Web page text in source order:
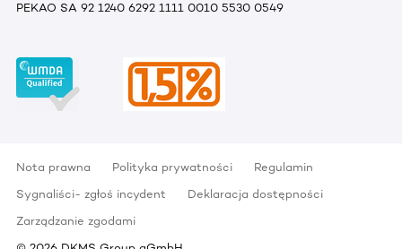
PEKAO SA 92 1240 6292 1111 0010 5530 0549
Nota prawna Polityka prywatności
Regulamin
Sygnaliści- zgłoś incydent
Deklaracja dostępności
Zarządzanie zgodami